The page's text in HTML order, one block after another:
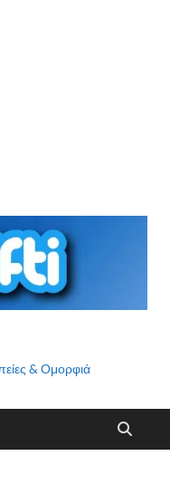
& Ομορφιά